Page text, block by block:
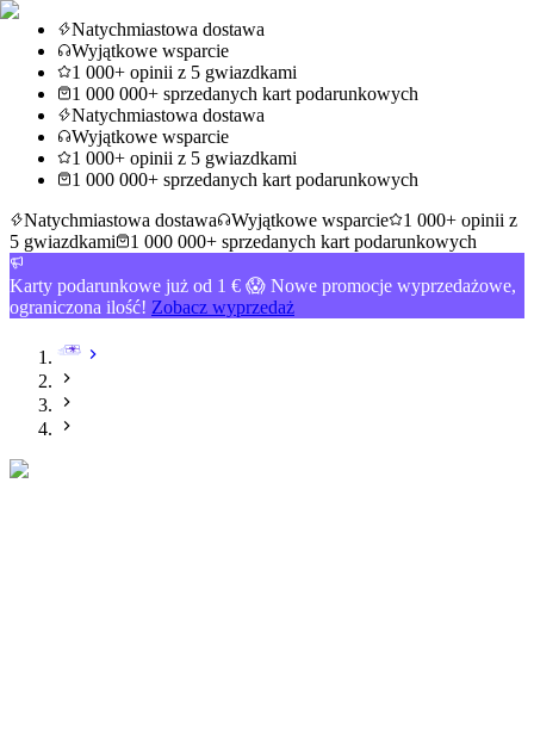
Natychmiastowa dostawa
Wyjątkowe wsparcie
1 000+ opinii z 5 gwiazdkami
1 000 000+ sprzedanych kart podarunkowych
Natychmiastowa dostawa
Wyjątkowe wsparcie
1 000+ opinii z 5 gwiazdkami
1 000 000+ sprzedanych kart podarunkowych
Natychmiastowa dostawa
Wyjątkowe wsparcie
1 000+ opinii z
5 gwiazdkami
1 000 000+ sprzedanych kart podarunkowych
Karty podarunkowe już od 1 € 😱 Nowe promocje wyprzedażowe,
ograniczona ilość! Zobacz wyprzedaż